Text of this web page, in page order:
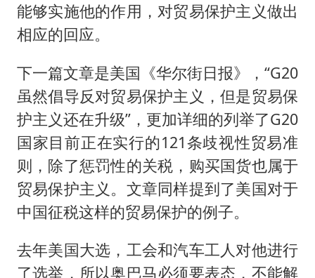
能够实施他的作用，对贸易保护主义做出
相应的回应。
下一篇文章是美国《华尔街日报》，“G20
虽然倡导反对贸易保护主义，但是贸易保
护主义还在升级”，更加详细的列举了G20
国家目前正在实行的121条歧视性贸易准
则，除了惩罚性的关税，购买国货也属于
贸易保护主义。文章同样提到了美国对于
中国征税这样的贸易保护的例子。
去年美国大选，工会和汽车工人对他进行
了选举，所以奥巴马必须要表态，不能解